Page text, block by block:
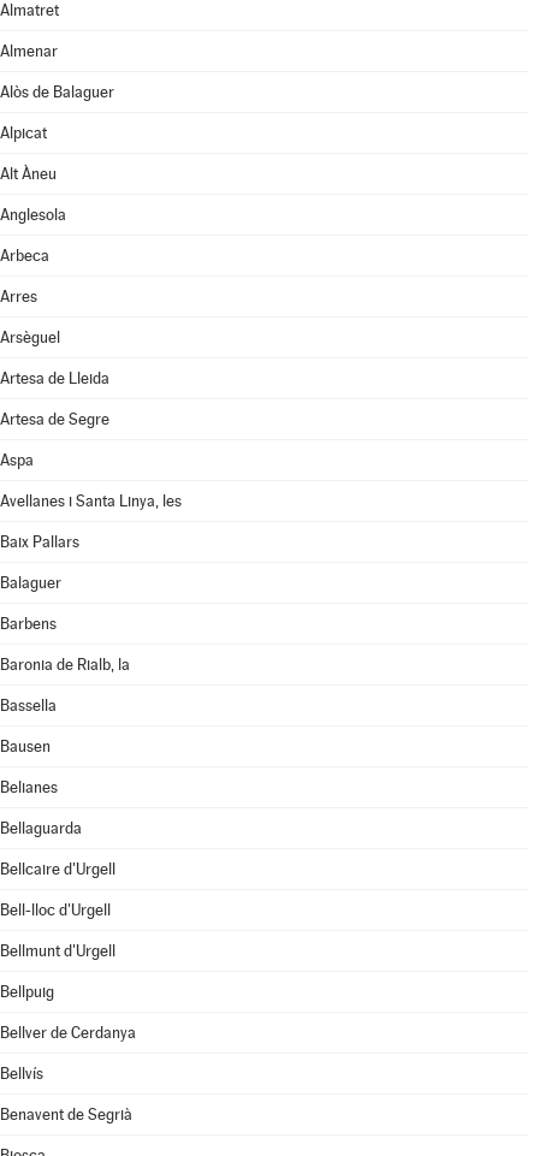
Almatret
Almenar
Alòs de Balaguer
Alpicat
Alt Àneu
Anglesola
Arbeca
Arres
Arsèguel
Artesa de Lleida
Artesa de Segre
Aspa
Avellanes i Santa Linya, les
Baix Pallars
Balaguer
Barbens
Baronia de Rialb, la
Bassella
Bausen
Belianes
Bellaguarda
Bellcaire d'Urgell
Bell-lloc d'Urgell
Bellmunt d'Urgell
Bellpuig
Bellver de Cerdanya
Bellvís
Benavent de Segrià